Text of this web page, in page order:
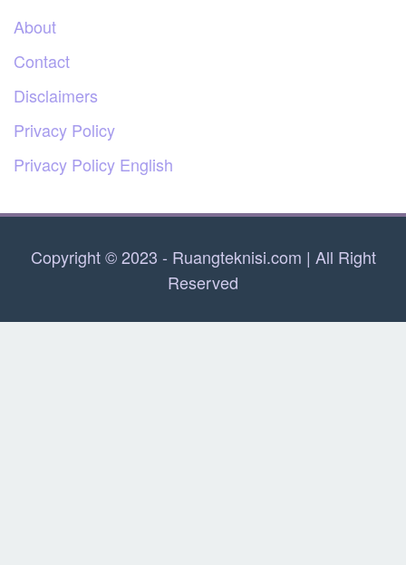
About
Contact
Disclaimers
Privacy Policy
Privacy Policy English
Copyright © 2023 - Ruangteknisi.com | All Right
Reserved